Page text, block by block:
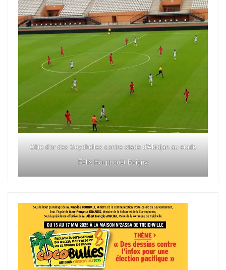
Côte d'or des Seychelles contre stade d'Abidjan au stade
Félix Houphouët Boigny